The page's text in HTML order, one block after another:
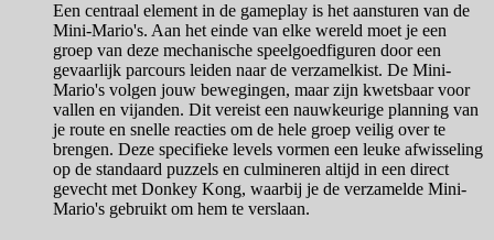
Een centraal element in de gameplay is het aansturen van de
Mini-Mario's. Aan het einde van elke wereld moet je een
groep van deze mechanische speelgoedfiguren door een
gevaarlijk parcours leiden naar de verzamelkist. De Mini-
Mario's volgen jouw bewegingen, maar zijn kwetsbaar voor
vallen en vijanden. Dit vereist een nauwkeurige planning van
je route en snelle reacties om de hele groep veilig over te
brengen. Deze specifieke levels vormen een leuke afwisseling
op de standaard puzzels en culmineren altijd in een direct
gevecht met Donkey Kong, waarbij je de verzamelde Mini-
Mario's gebruikt om hem te verslaan.